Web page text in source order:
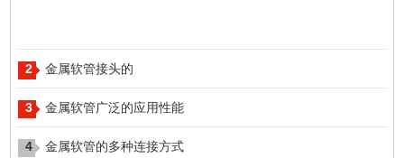
2 ​​​​​​​金属软管接头的
3 金属软管广泛的应用性能
4 金属软管的多种连接方式